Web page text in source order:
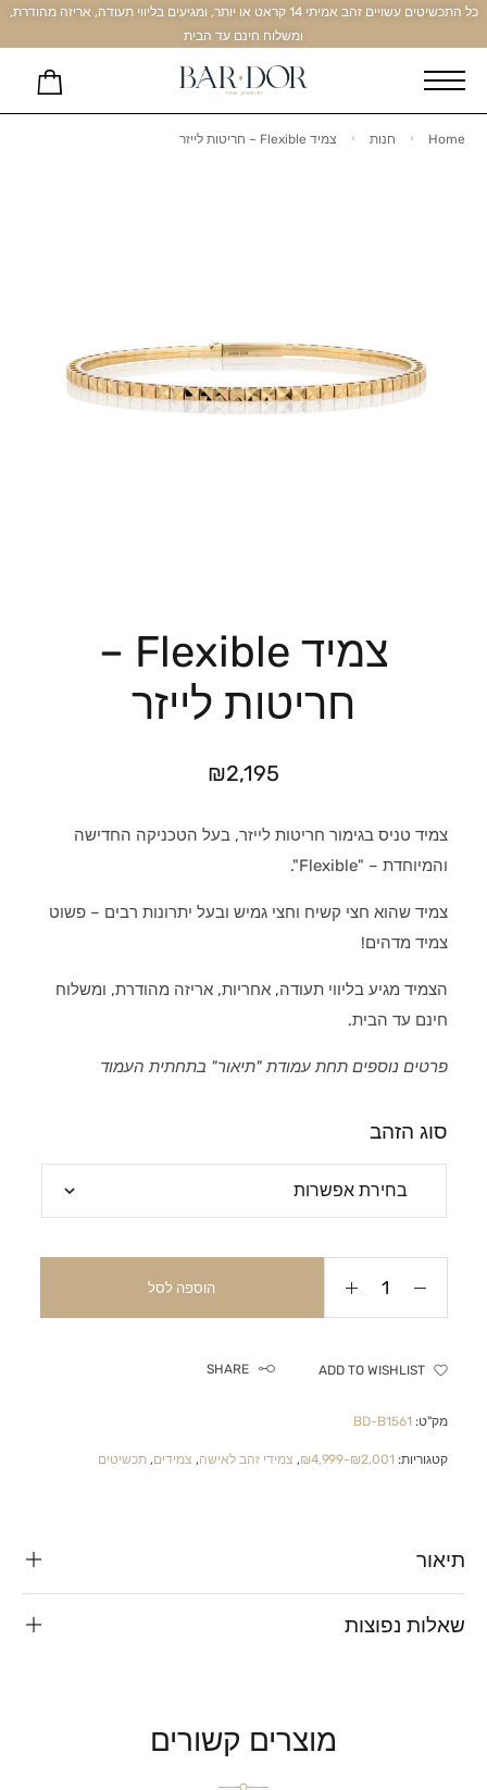
כל התכשיטים עשויים זהב אמיתי 14 קראט או יותר, ומגיעים בליווי תעודה, אריזה מהודרת,
ומשלוח חינם עד הבית
Home חנות צמיד Flexible – חריטות לייזר
צמיד Flexible –
חריטות לייזר
₪2,195
צמיד טניס בגימור חריטות לייזר, בעל הטכניקה החדישה
והמיוחדת – "Flexible".
צמיד שהוא חצי קשיח וחצי גמיש ובעל יתרונות רבים – פשוט
צמיד מדהים!
הצמיד מגיע בליווי תעודה, אחריות, אריזה מהודרת, ומשלוח
חינם עד הבית.
פרטים נוספים תחת עמודת "תיאור" בתחתית העמוד
סוג הזהב
הוספה לסל
ADD TO WISHLIST
SHARE
מק"ט: BD-B1561
קטגוריות: ₪2,001-₪4,999
, צמידי זהב לאישה, צמידים,תכשיטים
תיאור
שאלות נפוצות
מוצרים קשורים